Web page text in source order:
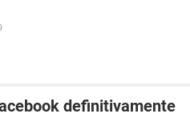
definitivamente